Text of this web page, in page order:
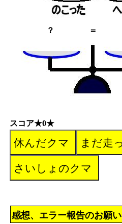
？ ＝
スコア★0★
感想、エラー報告のお願い